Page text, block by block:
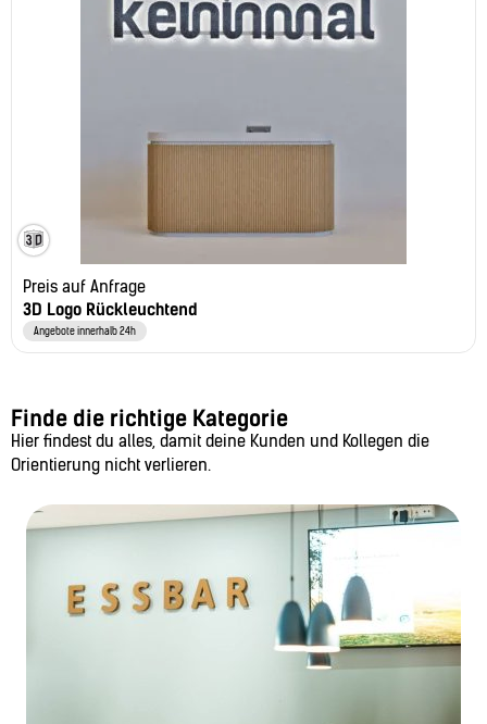
Preis auf Anfrage
3D Logo Rückleuchtend
Angebote innerhalb 24h
Finde die richtige Kategorie
Hier findest du alles, damit deine Kunden und Kollegen die
Orientierung nicht verlieren.